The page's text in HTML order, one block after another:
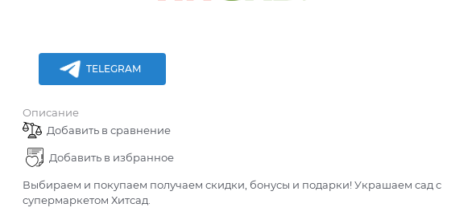
TELEGRAM
Описание
Добавить в сравнение
Добавить в избранное
Выбираем и покупаем получаем скидки, бонусы и подарки! Украшаем сад с
супермаркетом Хитсад.